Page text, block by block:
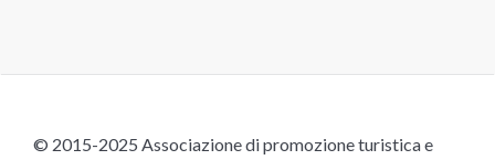
© 2015-2025 Associazione di promozione turistica e